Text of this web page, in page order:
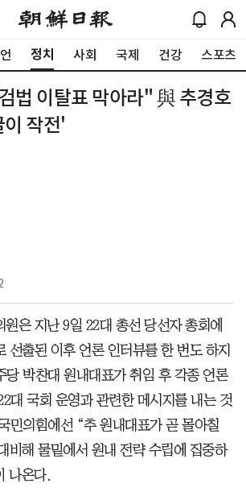
정치 사회 국제 건강 스포츠
법 이탈표 막아라" 與 추경호
작전'
원은 지난 9일 22대 총선 당선자 총회에
선출된 이후 언론 인터뷰를 한 번도 하지
당 박찬대 원내대표가 취임 후 각종 언론
대 국회 운영과 관련한 메시지를 내는 것
민의힘에선 “추 원내대표가 곧 몰아칠
비해 물밑에서 원내 전략 수립에 집중하
나온다.